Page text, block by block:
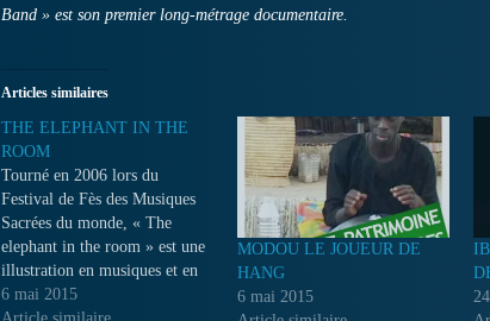
Band » est son premier long-métrage documentaire.
Articles similaires
THE ELEPHANT IN THE
ROOM
Tourné en 2006 lors du
Festival de Fès des Musiques
Sacrées du monde, « The
elephant in the room » est une
illustration en musiques et en
images du poème en forme de
6 mai 2015
MODOU LE JOUEUR DE
HANG
6 mai 2015